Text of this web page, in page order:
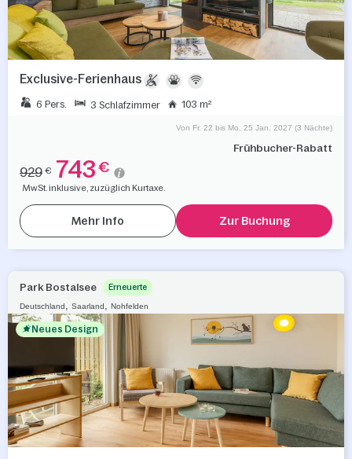
Exclusive-Ferienhaus
6 Pers. 3 Schlafzimmer 103 m²
Frühbucher-Rabatt
Von Fr. 22 bis Mo. 25 Jan. 2027 (3 Nächte)
929 € 743 €
MwSt. inklusive, zuzüglich Kurtaxe.
Mehr Info Zur Buchung
Park Bostalsee Erneuerte
Deutschland, Saarland, Nohfelden
Neues Design